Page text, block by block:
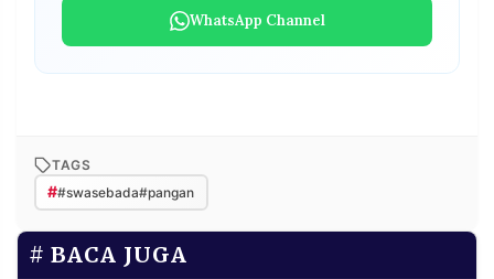
WhatsApp Channel
TAGS
##swasebada#pangan
BACA JUGA